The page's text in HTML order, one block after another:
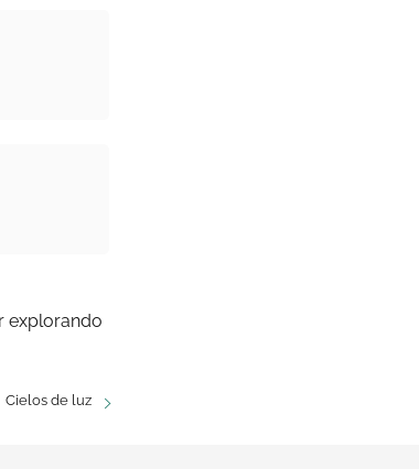
explorando
Cielos de luz